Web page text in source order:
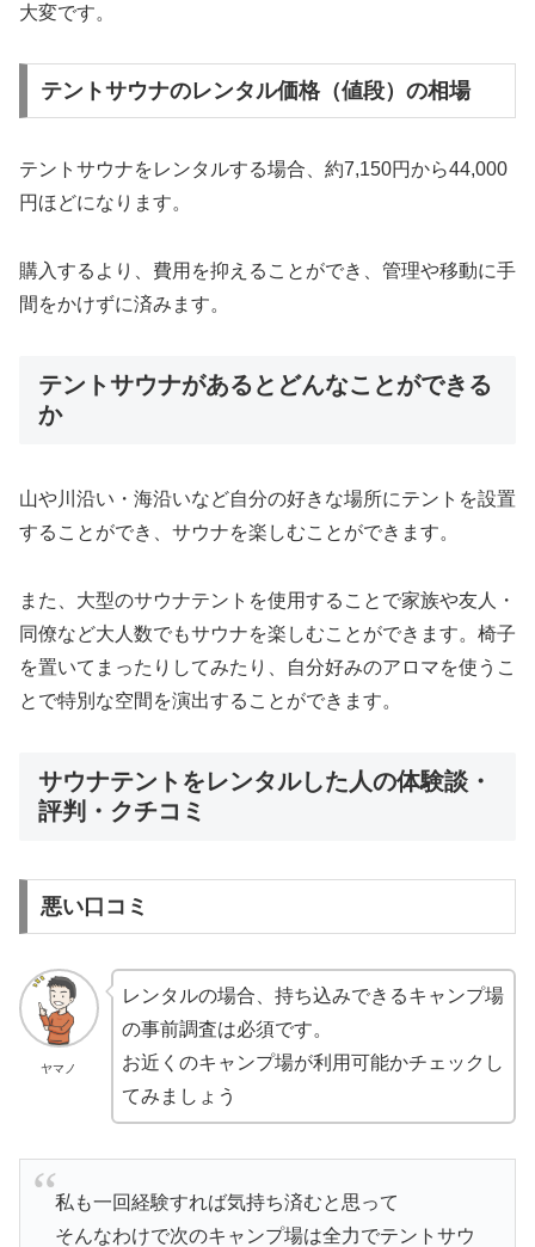
大変です。
テントサウナのレンタル価格（値段）の相場
テントサウナをレンタルする場合、約7,150円から44,000
円ほどになります。
購入するより、費用を抑えることができ、管理や移動に手
間をかけずに済みます。
テントサウナがあるとどんなことができる
か
山や川沿い・海沿いなど自分の好きな場所にテントを設置
することができ、サウナを楽しむことができます。
また、大型のサウナテントを使用することで家族や友人・
同僚など大人数でもサウナを楽しむことができます。椅子
を置いてまったりしてみたり、自分好みのアロマを使うこ
とで特別な空間を演出することができます。
サウナテントをレンタルした人の体験談・
評判・クチコミ
悪い口コミ
ヤマノ
レンタルの場合、持ち込みできるキャンプ場
の事前調査は必須です。
お近くのキャンプ場が利用可能かチェックし
てみましょう
私も一回経験すれば気持ち済むと思って
そんなわけで次のキャンプ場は全力でテントサウ